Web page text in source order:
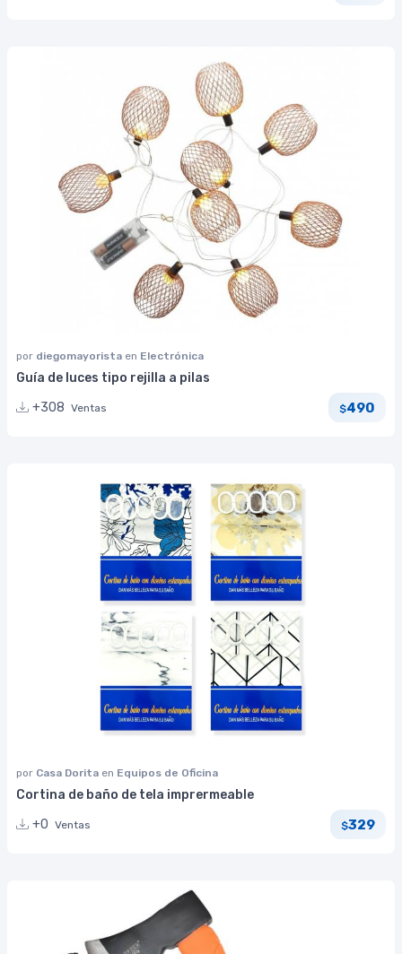
por diegomayorista en Electrónica
Guía de luces tipo rejilla a pilas
+308 Ventas $490
por Casa Dorita en Equipos de Oficina
Cortina de baño de tela imprermeable
+0 Ventas $329